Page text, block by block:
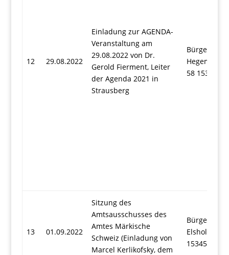
12 29.08.2022
Einladung zur AGENDA-
Veranstaltung am
29.08.2022 von Dr.
Gerold Fierment, Leiter
der Agenda 2021 in
Strausberg
Bürgeramt,
58 15344
13 01.09.2022
Sitzung des
Amtsausschusses des
Amtes Märkische
Schweiz (Einladung von
Marcel Kerlikofsky, dem
Bürgersaal
15345